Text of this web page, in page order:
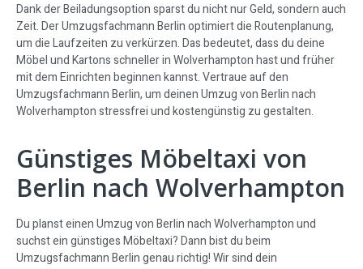
Dank der Beiladungsoption sparst du nicht nur Geld, sondern auch
Zeit. Der Umzugsfachmann Berlin optimiert die Routenplanung,
um die Laufzeiten zu verkürzen. Das bedeutet, dass du deine
Möbel und Kartons schneller in Wolverhampton hast und früher
mit dem Einrichten beginnen kannst. Vertraue auf den
Umzugsfachmann Berlin, um deinen Umzug von Berlin nach
Wolverhampton stressfrei und kostengünstig zu gestalten.
Günstiges Möbeltaxi von
Berlin nach Wolverhampton
Du planst einen Umzug von Berlin nach Wolverhampton und
suchst ein günstiges Möbeltaxi? Dann bist du beim
Umzugsfachmann Berlin genau richtig! Wir sind dein